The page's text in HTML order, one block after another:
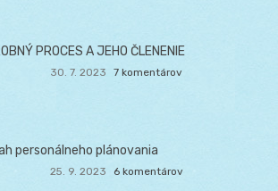
PROCES A JEHO ČLENENIE
30. 7. 2023 7 komentárov
personálneho plánovania
25. 9. 2023 6 komentárov